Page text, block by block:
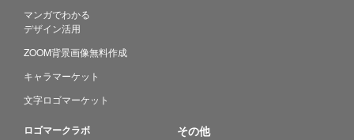
マンガでわかる
デザイン活用
ZOOM背景画像無料作成
キャラマーケット
文字ロゴマーケット
ロゴマークラボ その他